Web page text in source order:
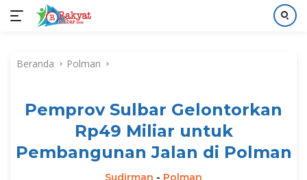
kontenBeranda Polman
Pemprov Sulbar Gelontorkan
Rp49 Miliar untuk
Pembangunan Jalan di Polman
Sudirman - Polman